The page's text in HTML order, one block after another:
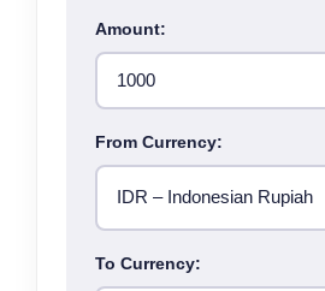
Amount:
From Currency:
To Currency: